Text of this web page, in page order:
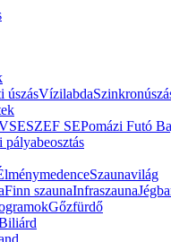
úszásVízilabda
SZEF SEPomázi Futó
pályabeosztás
Szaunavilág
Finn szaunaInfraszauna
Gőzfürdő